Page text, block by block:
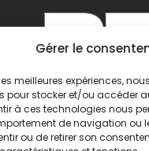
Gérer le
meilleures expériences,
pour stocker et/ou accéder
à ces technologies nous
de navigation ou
ou de retirer son